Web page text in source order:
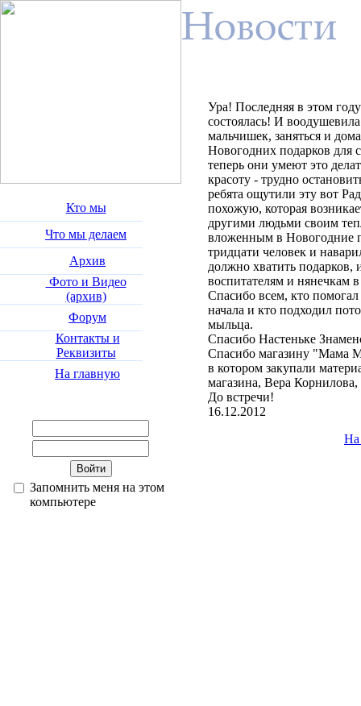
Кто мы
Что мы делаем
Архив
Фото и Видео
(архив)
Форум
Контакты и
Реквизиты
На главную
Запомнить меня на этом
компьютере
Ура! Последняя в этом
состоялась! И
мальчишек, заняться и
Новогодних подарков для
теперь они умеют это
красоту - трудно
ребята ощутили эту вот
похожую, которая
другими людьми своим
вложенным в Новогодние
тридцати человек и
должно хватить подарков,
воспитателям и нянечкам
Спасибо всем, кто
начала и кто подходил
мыльца.
Спасибо Настеньке
Спасибо магазину "Мама
в котором закупали
магазина, Вера
До встречи!
16.12.2012
На